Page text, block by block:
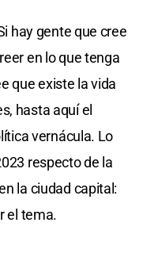
hay gente que cree
en lo que tenga
que existe la vida
hasta aquí el
vernácula. Lo
respecto de la
la ciudad capital:
el tema.